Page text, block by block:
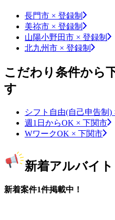
長門市 × 登録制
美祢市 × 登録制
山陽小野田市 × 登録制
北九州市 × 登録制
こだわり条件から
す
シフト自由(自己申告制)
週1日からOK × 下関市
WワークOK × 下関市
新着アルバイト
新着案件1件掲載中！